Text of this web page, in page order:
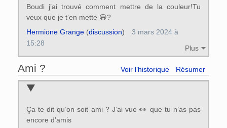
Boudi j’ai trouvé comment mettre de la couleur!Tu
veux que je t’en mette 😃?
Plus
Hermione Grange(discussion)
3 mars 2024 à
15:28
Ami ? Voir l’historique Résumer
Ça te dit qu’on soit ami ? J’ai vue 👀 que tu n’as pas
encore d’amis